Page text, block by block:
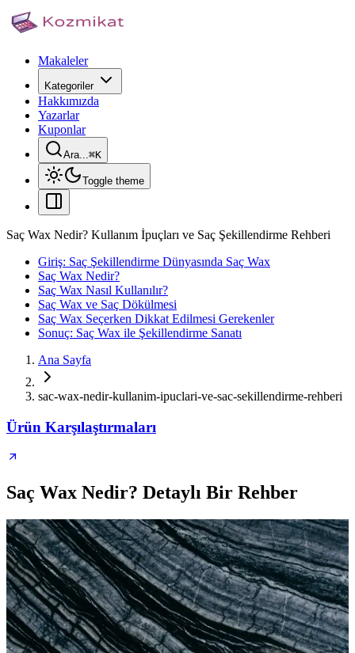
Makaleler
Kategoriler
Hakkımızda
Yazarlar
Kuponlar
Ara...⌘K
Toggle theme
Saç Wax Nedir? Kullanım İpuçları ve Saç Şekillendirme Rehberi
Giriş: Saç Şekillendirme Dünyasında Saç Wax
Saç Wax Nedir?
Saç Wax Nasıl Kullanılır?
Saç Wax ve Saç Dökülmesi
Saç Wax Seçerken Dikkat Edilmesi Gerekenler
Sonuç: Saç Wax ile Şekillendirme Sanatı
Ana Sayfa
sac-wax-nedir-kullanim-ipuclari-ve-sac-sekillendirme-rehberi
Ürün Karşılaştırmaları
Saç Wax Nedir? Detaylı Bir Rehber